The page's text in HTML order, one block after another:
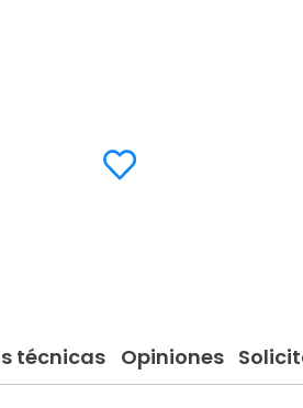
técnicas Opiniones